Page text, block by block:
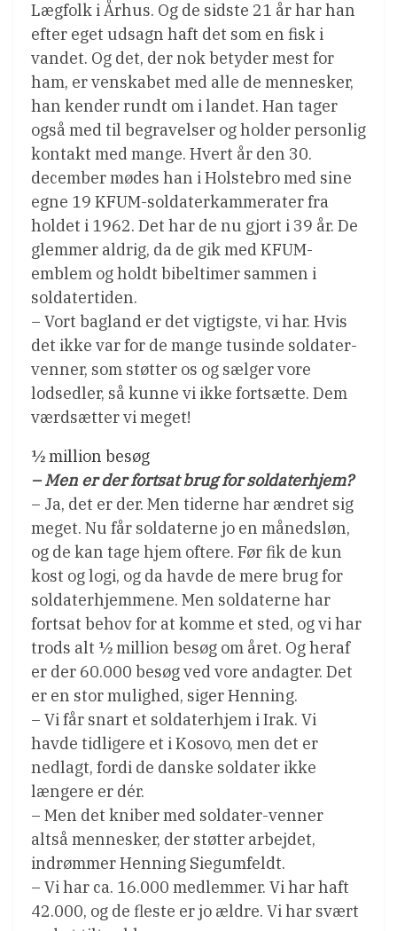
Lægfolk i Århus. Og de sidste 21 år har han
efter eget udsagn haft det som en fisk i
vandet. Og det, der nok betyder mest for
ham, er venskabet med alle de mennesker,
han kender rundt om i landet. Han tager
også med til begravelser og holder personlig
kontakt med mange. Hvert år den 30.
december mødes han i Holstebro med sine
egne 19 KFUM-soldaterkammerater fra
holdet i 1962. Det har de nu gjort i 39 år. De
glemmer aldrig, da de gik med KFUM-
emblem og holdt bibeltimer sammen i
soldatertiden.
– Vort bagland er det vigtigste, vi har. Hvis
det ikke var for de mange tusinde soldater-
venner, som støtter os og sælger vore
lodsedler, så kunne vi ikke fortsætte. Dem
værdsætter vi meget!
½ million besøg
– Men er der fortsat brug for soldaterhjem?
– Ja, det er der. Men tiderne har ændret sig
meget. Nu får soldaterne jo en månedsløn,
og de kan tage hjem oftere. Før fik de kun
kost og logi, og da havde de mere brug for
soldaterhjemmene. Men soldaterne har
fortsat behov for at komme et sted, og vi har
trods alt ½ million besøg om året. Og heraf
er der 60.000 besøg ved vore andagter. Det
er en stor mulighed, siger Henning.
– Vi får snart et soldaterhjem i Irak. Vi
havde tidligere et i Kosovo, men det er
nedlagt, fordi de danske soldater ikke
længere er dér.
– Men det kniber med soldater-venner 
altså mennesker, der støtter arbejdet,
indrømmer Henning Siegumfeldt.
– Vi har ca. 16.000 medlemmer. Vi har haft
42.000, og de fleste er jo ældre. Vi har svært